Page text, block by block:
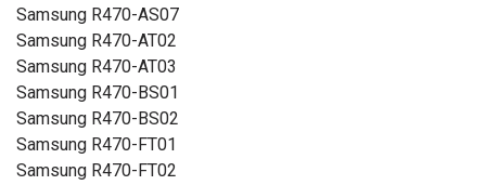
Samsung R470-AS07
Samsung R470-AT02
Samsung R470-AT03
Samsung R470-BS01
Samsung R470-BS02
Samsung R470-FT01
Samsung R470-FT02